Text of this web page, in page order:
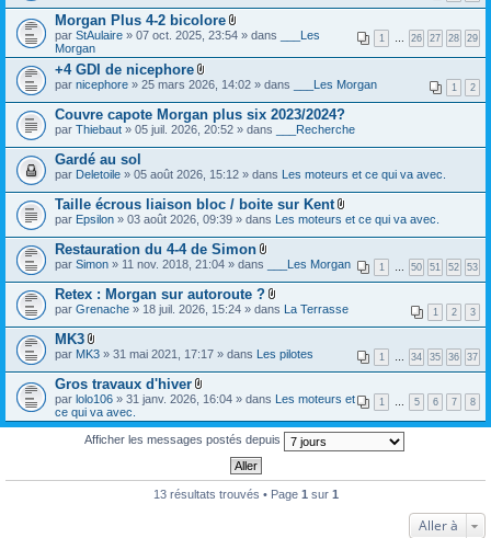
i
n
t
s
o
i
t
(
s
e
r
(
)
j
o
i
n
t
s
c
h
i
r
(
s
)
j
o
i
t
s
)
Morgan Plus 4-2 bicolore
F
c
i
r
(
s
)
o
i
n
t
s
)
1 26 27 28 29
par StAulaire » 07 oct. 2025, 23:54 » dans
___Les
Morgan
+4 GDI de nicephore
F
c
h
i
e
)
j
o
i
n
t
s
1 2
par nicephore » 25 mars 2026, 14:02 » dans ___Les Morgan
Couvre capote Morgan plus six 2023/2024?
par Thiebaut » 05 juil. 2026, 20:52 » dans ___Recherche
Gardé au sol
par Deletoile » 05 août 2026, 15:12 » dans Les moteurs et ce qui va avec.
Taille écrous liaison bloc / boite sur Kent
F
c
i
e
(
i
t
s
par Epsilon » 03 août 2026, 09:39 » dans Les moteurs et ce qui va avec.
Restauration du 4-4 de Simon
i
c
h
i
e
(
o
i
n
t
)
1 50 51 52 53
par Simon » 11 nov. 2018, 21:04 » dans ___Les Morgan
Retex : Morgan sur autoroute ?
F
c
e
(
)
j
t
(
1 2 3
par Grenache » 18 juil. 2026, 15:24 » dans La Terrasse
MK3
F
c
h
i
e
r
(
j
1 34 35 36 37
par MK3 » 31 mai 2021, 17:17 » dans Les pilotes
Gros travaux d'hiver
F
c
h
s
1 5 6 7 8
par lolo106 » 31 janv. 2026, 16:04 » dans Les moteurs et
ce qui va avec.
Afficher les messages postés depuis
13 résultats trouvés • Page 1 sur 1
Aller à